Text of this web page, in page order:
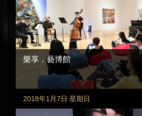
樂享．藝博館
2018年1月7日 星期日